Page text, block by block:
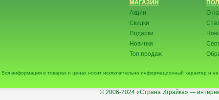
МАГАЗИН
Акции
Скидки
Подарки
Новинки
Топ продаж
О
Вся информация о товарах и ценах носит исключительно информационный характер и
© 2006-2024«Страна Играйка» —